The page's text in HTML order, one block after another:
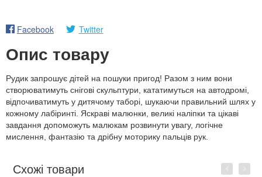
Facebook Twitter
Опис товару
Рудик запрошує дітей на пошуки пригод! Разом з ним вони
створюватимуть снігові скульптури, кататимуться на автодромі,
відпочиватимуть у дитячому таборі, шукаючи правильний шлях у
кожному лабіринті. Яскраві малюнки, великі наліпки та цікаві
завдання допоможуть малюкам розвинути увагу, логічне
мислення, фантазію та дрібну моторику пальців рук.
Схожі товари Previous
Next